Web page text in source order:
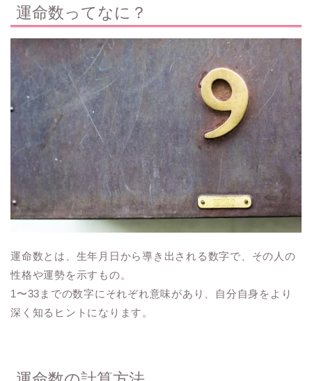
運命数ってなに？
運命数とは、生年月日から導き出される数字で、その人の
性格や運勢を示すもの。
1〜33までの数字にそれぞれ意味があり、自分自身をより
深く知るヒントになります。